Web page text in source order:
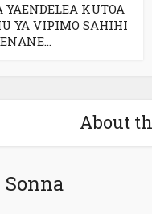
YAENDELEA KUTOA
YA VIPIMO SAHIHI
About